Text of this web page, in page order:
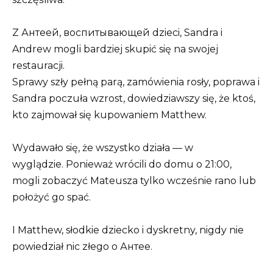
Z Антеей, воспитывающей dzieci, Sandra i
Andrew mogli bardziej skupić się na swojej
restauracji.
Sprawy szły pełną parą, zamówienia rosły, poprawa i
Sandra poczuła wzrost, dowiedziawszy się, że ktoś,
kto zajmował się kupowaniem Matthew.
Wydawało się, że wszystko działa — w
wyglądzie. Ponieważ wrócili do domu o 21:00,
mogli zobaczyć Mateusza tylko wcześnie rano lub
położyć go spać.
I Matthew, słodkie dziecko i dyskretny, nigdy nie
powiedział nic złego o Антее.